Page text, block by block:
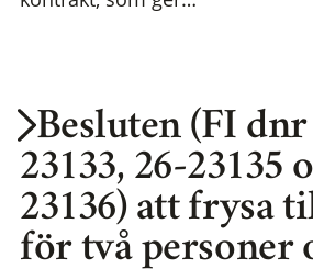
Besluten (FI dnr
23133, 26-23135
23136) att frysa
för två personer